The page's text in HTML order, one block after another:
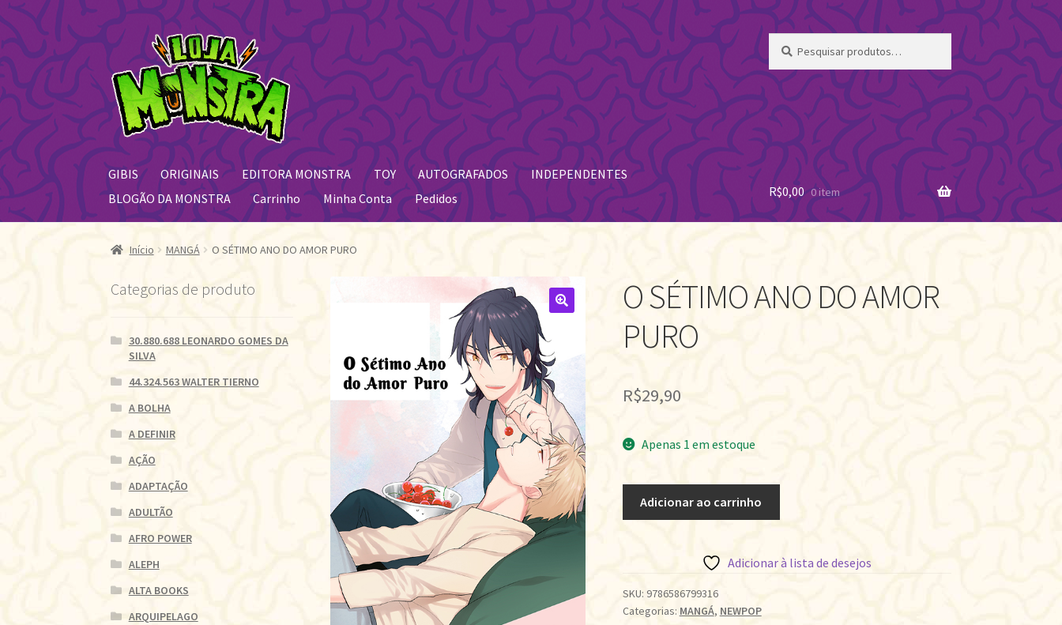
Pular
para
navegação
Pular
para
o
conteúdo
por:
GIBIS ORIGINAIS EDITORA MONSTRA TOY AUTOGRAFADOS
INDEPENDENTES
BLOGÃO DA MONSTRA
Carrinho Minha Conta Pedidos R$0,00 0 item
Início MANGÁ O SÉTIMO ANO DO AMOR PURO
O SÉTIMO ANO DO AMOR
PURO
R$29,90
Apenas 1 em estoque
PURO
quantidade
Adicionar ao carrinho
Adicionar à lista de desejos
SKU: 9786586799316
Categorias: MANGÁ, NEWPOP
Categorias de produto
30.880.688 LEONARDO GOMES DA
SILVA
44.324.563 WALTER TIERNO
A BOLHA
A DEFINIR
AÇÃO
ADAPTAÇÃO
ADULTÃO
AFRO POWER
ALEPH
ALTA BOOKS
ARQUIPELAGO